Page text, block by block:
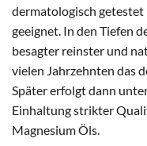
dermatologisch
geeignet. In den Tiefen
besagter reinster und
vielen Jahrzehnten das
Später erfolgt dann
Einhaltung strikter
Magnesium Öls.